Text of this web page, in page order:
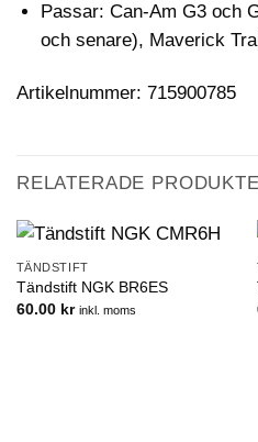
Passar: Can-Am G3 och
och senare), Maverick
Artikelnummer: 715900785
RELATERADE
TÄNDSTIFT
Tändstift NGK BR6ES
60.00 kr inkl. moms